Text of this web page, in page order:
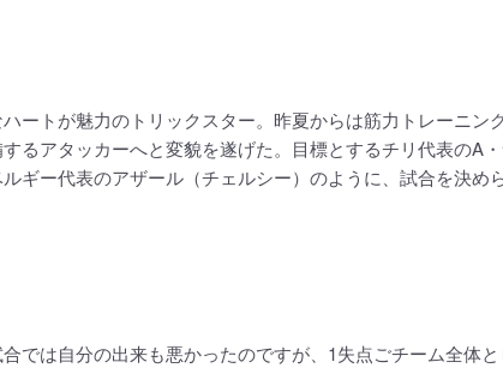
ートが魅力のトリックスター。昨夏からは筋力トレーニン
るアタッカーへと変貌を遂げた。目標とするチリ代表のA
ギー代表のアザール（チェルシー）のように、試合を決め
合では自分の出来も悪かったのですが、1失点ごチーム全体